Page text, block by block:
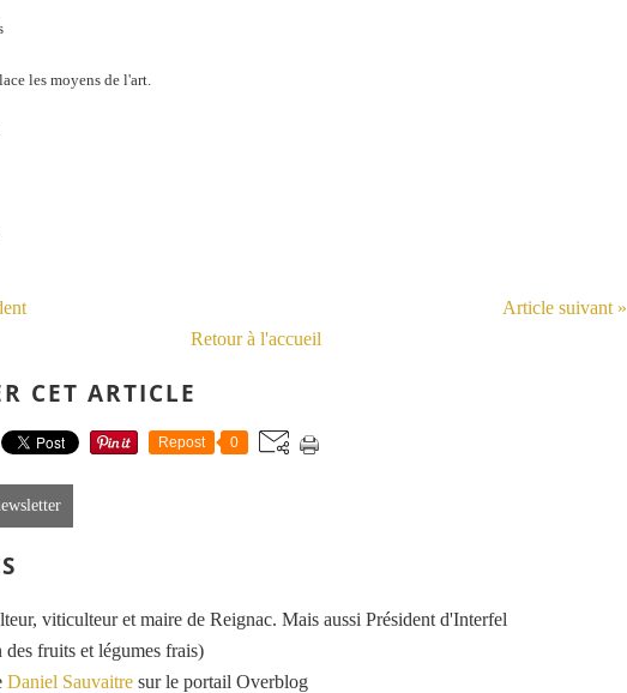
les moyens de l'art.
Article suivant »
Retour à l'accueil
CET ARTICLE
Repost 0
viticulteur et maire de Reignac. Mais aussi Président d'Interfel
fruits et légumes frais)
Daniel Sauvaitre sur le portail Overblog